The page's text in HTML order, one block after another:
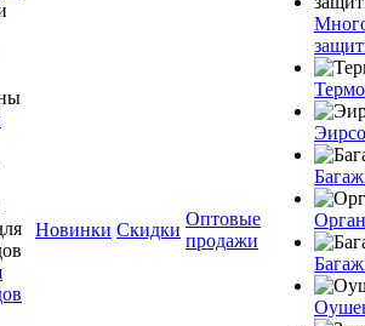
Новинки Скидки
Оптовые
продажи